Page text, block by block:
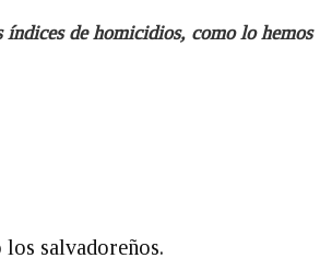
índices de homicidios, como lo hemos
salvadoreños.